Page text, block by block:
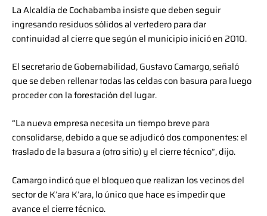
La Alcaldía de Cochabamba insiste que deben seguir
ingresando residuos sólidos al vertedero para dar
continuidad al cierre que según el municipio inició en 2010.
El secretario de Gobernabilidad, Gustavo Camargo, señaló
que se deben rellenar todas las celdas con basura para luego
proceder con la forestación del lugar.
“La nueva empresa necesita un tiempo breve para
consolidarse, debido a que se adjudicó dos componentes: el
traslado de la basura a (otro sitio) y el cierre técnico”, dijo.
Camargo indicó que el bloqueo que realizan los vecinos del
sector de K’ara K’ara, lo único que hace es impedir que
avance el cierre técnico.